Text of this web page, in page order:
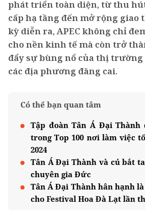
phát triển toàn diện, từ thu
cấp hạ tầng đến mở rộng giao
kỳ diễn ra, APEC không chỉ
cho nền kinh tế mà còn trở
đẩy sự bùng nổ của thị trường
các địa phương đăng cai.
Có thể bạn quan tâm
Tập đoàn Tân Á Đại
trong Top 100 nơi làm việc
2024
Tân Á Đại Thành và cú bắt
chuyên gia Đức
Tân Á Đại Thành hân hạnh
cho Festival Hoa Đà Lạt lần